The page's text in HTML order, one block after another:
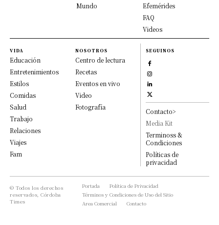
Mundo
Efemérides
FAQ
Videos
VIDA
Educación
Entretenimientos
Estilos
Comidas
Salud
Trabajo
Relaciones
Viajes
Fam
NOSOTROS
Centro de lectura
Recetas
Eventos en vivo
Video
Fotografía
SEGUINOS
Contacto>
Media Kit
Terminoss &
Condiciones
Políticas de
privacidad
© Todos los derechos
reservados, Córdoba
Times
Portada
Política de Privacidad
Términos y Condiciones de Uso del Sitio
Area Comercial
Contacto